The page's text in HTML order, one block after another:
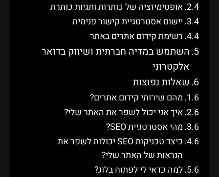
אופטימיזציה של כותרות ותגיות כותרת
יישום אסטרטגיית קישור פנימית
רשימת קידום אתרים באתר
השתמש במדיה חברתית ושיווק בדואר
אלקטרוני
שאלות נפוצות
מהם שירותי קידום אתרים?
איך אני יכול לשפר את האתר שלי?
מהי אסטרטגיית SEO?
כיצד טכניקות SEO יכולות לשפר את
הנראות של האתר שלי?
למה כדאי לי לפתוח בלוג?